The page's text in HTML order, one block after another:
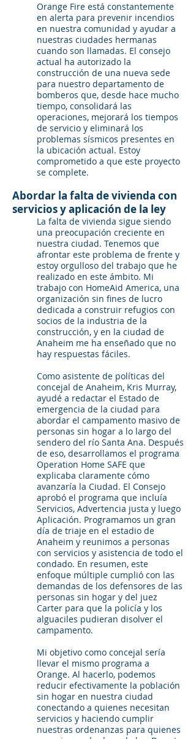
Orange Fire está constantemente
en alerta para prevenir incendios
en nuestra comunidad y ayudar a
nuestras ciudades hermanas
cuando son llamadas. El consejo
actual ha autorizado la
construcción de una nueva sede
para nuestro departamento de
bomberos que, desde hace mucho
tiempo, consolidará las
operaciones, mejorará los tiempos
de servicio y eliminará los
problemas sísmicos presentes en
la ubicación actual. Estoy
comprometido a que este proyecto
se complete.
Abordar la falta de vivienda con
servicios y aplicación de la ley
La falta de vivienda sigue siendo
una preocupación creciente en
nuestra ciudad. Tenemos que
afrontar este problema de frente y
estoy orgulloso del trabajo que he
realizado en este ámbito. Mi
trabajo con HomeAid America, una
organización sin fines de lucro
dedicada a construir refugios con
socios de la industria de la
construcción, y en la ciudad de
Anaheim me ha enseñado que no
hay respuestas fáciles.
Como asistente de políticas del
concejal de Anaheim, Kris Murray,
ayudé a redactar el Estado de
emergencia de la ciudad para
abordar el campamento masivo de
personas sin hogar a lo largo del
sendero del río Santa Ana. Después
de eso, desarrollamos el programa
Operation Home SAFE que
explicaba claramente cómo
avanzaría la Ciudad. El Consejo
aprobó el programa que incluía
Servicios, Advertencia justa y luego
Aplicación. Programamos un gran
día de triaje en el estadio de
Anaheim y reunimos a personas
con servicios y asistencia de todo el
condado. En resumen, este
enfoque múltiple cumplió con las
demandas de los defensores de las
personas sin hogar y del juez
Carter para que la policía y los
alguaciles pudieran disolver el
campamento.
Mi objetivo como concejal sería
llevar el mismo programa a
Orange. Al hacerlo, podemos
reducir efectivamente la población
sin hogar en nuestra ciudad
conectando a quienes necesitan
servicios y haciendo cumplir
nuestras ordenanzas para quienes